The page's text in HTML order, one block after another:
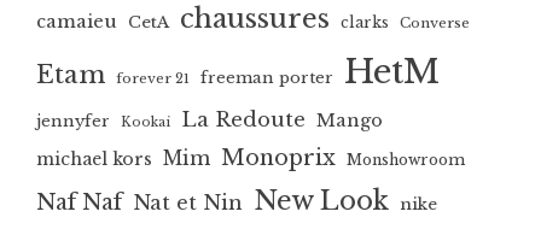
camaieu CetA chaussures clarks Converse
Etam forever 21 freeman porter HetM
jennyfer Kookai La Redoute Mango
michael kors Mim Monoprix Monshowroom
Naf Naf Nat et Nin New Look nike